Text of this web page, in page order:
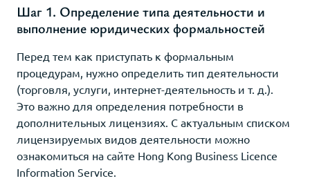
Шаг 1. Определение типа деятельности и
выполнение юридических формальностей
Перед тем как приступать к формальным
процедурам, нужно определить тип деятельности
(торговля, услуги, интернет-деятельность и т. д.).
Это важно для определения потребности в
дополнительных лицензиях. С актуальным списком
лицензируемых видов деятельности можно
ознакомиться на сайте Hong Kong Business Licence
Information Service.